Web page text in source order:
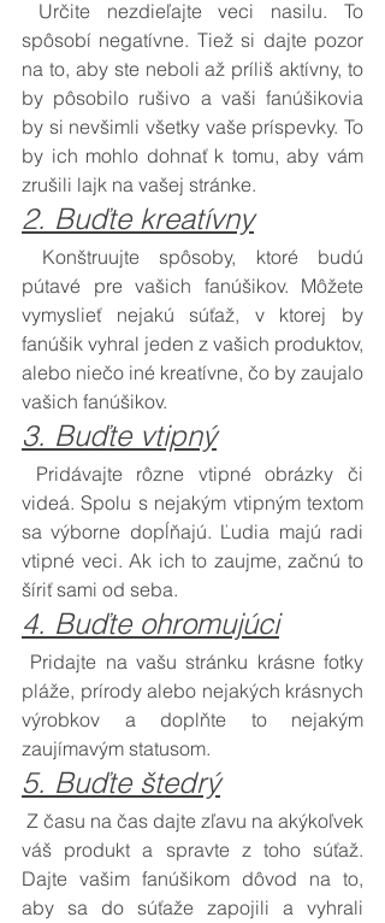
spôsobí negatívne. Tiež si dajte pozor
na to, aby ste neboli až príliš aktívny, to
by pôsobilo rušivo a vaši fanúšikovia
by si nevšimli všetky vaše príspevky. To
by ich mohlo dohnať k tomu, aby vám
zrušili lajk na vašej stránke.
2. Buďte kreatívny
pútavé pre vašich fanúšikov. Môžete
vymyslieť nejakú súťaž, v ktorej by
fanúšik vyhral jeden z vašich produktov,
alebo niečo iné kreatívne, čo by zaujalo
vašich fanúšikov.
3. Buďte vtipný
videá. Spolu s nejakým vtipným textom
sa výborne dopĺňajú. Ľudia majú radi
vtipné veci. Ak ich to zaujme, začnú to
šíriť sami od seba.
4. Buďte ohromujúci
pláže, prírody alebo nejakých krásnych
výrobkov a doplňte to nejakým
zaujímavým statusom.
5. Buďte štedrý
váš produkt a spravte z toho súťaž.
Dajte vašim fanúšikom dôvod na to,
aby sa do súťaže zapojili a vyhrali